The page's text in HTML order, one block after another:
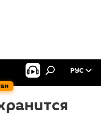
РУС